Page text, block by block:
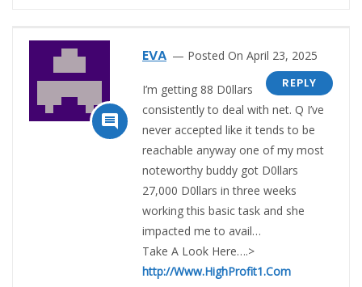

EVA
Posted On April 23, 2025
REPLY
I’m getting 88 D0llars
consistently to deal with net. Q I’ve
never accepted like it tends to be
reachable anyway one of my most
noteworthy buddy got D0llars
27,000 D0llars in three weeks
working this basic task and she
impacted me to avail…
Take A Look Here….>
http://Www.HighProfit1.Com